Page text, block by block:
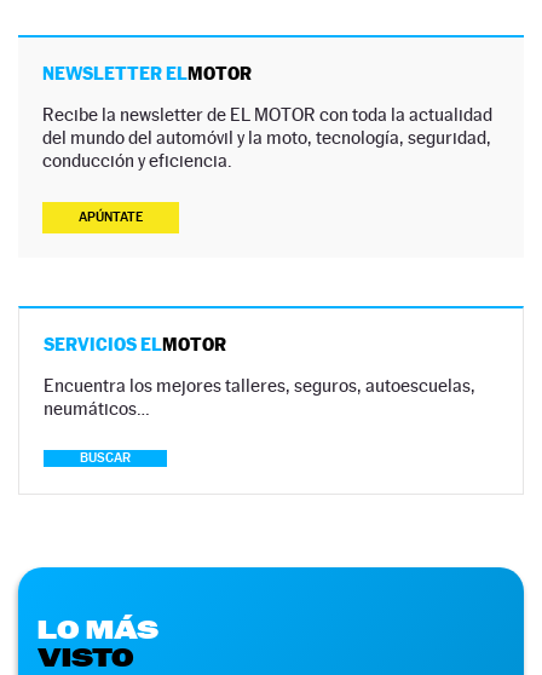
NEWSLETTER ELMOTOR
Recibe la newsletter de EL MOTOR con toda la actualidad
del mundo del automóvil y la moto, tecnología, seguridad,
conducción y eficiencia.
APÚNTATE
SERVICIOS ELMOTOR
Encuentra los mejores talleres, seguros, autoescuelas,
neumáticos…
BUSCAR
LO MÁS
VISTO